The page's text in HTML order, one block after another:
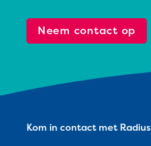
Neem contact op
Kom in contact met Radius